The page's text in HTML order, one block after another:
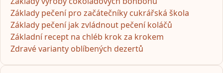
Základy pečení pro začátečníky cukrářská škola
Základy pečení jak zvládnout pečení koláčů
Základní recept na chléb krok za krokem
Zdravé varianty oblíbených dezertů